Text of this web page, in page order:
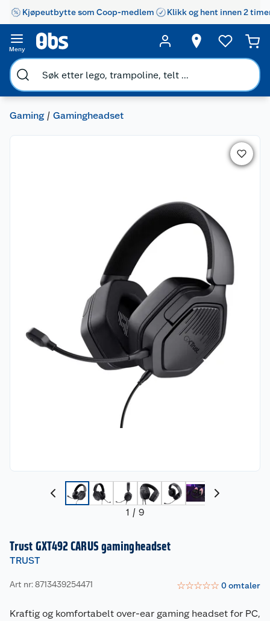
Kjøpeutbytte som Coop-medlem Klikk og hent innen 2
Meny
Gaming Gamingheadset
1 / 9
Trust GXT492 CARUS gamingheadset
TRUST
Art nr: 8713439254471 ☆☆☆☆☆ 0omtaler
Kraftig og komfortabelt over-ear gaming headset for PC,